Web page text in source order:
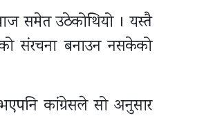
समेत उठेकोथियो । यस्तै
संरचना बनाउन नसकेको
कांग्रेसले सो अनुसार